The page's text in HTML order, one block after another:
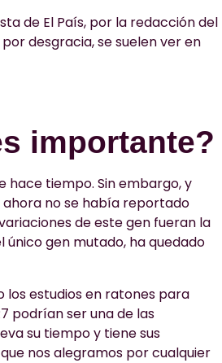
de El País, por la redacción del
desgracia, se suelen ver en
importante?
hace tiempo. Sin embargo, y
no se había reportado
de este gen fueran la
único gen mutado, ha quedado
estudios en ratones para
podrían ser una de las
su tiempo y tiene sus
nos alegramos por cualquier